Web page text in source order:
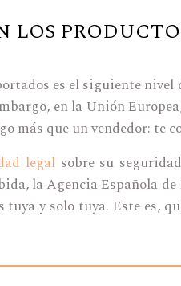
es el siguiente
en la Unión
más que un vendedor: te
legalsobre su
la Agencia Española
y solo tuya. Este es,